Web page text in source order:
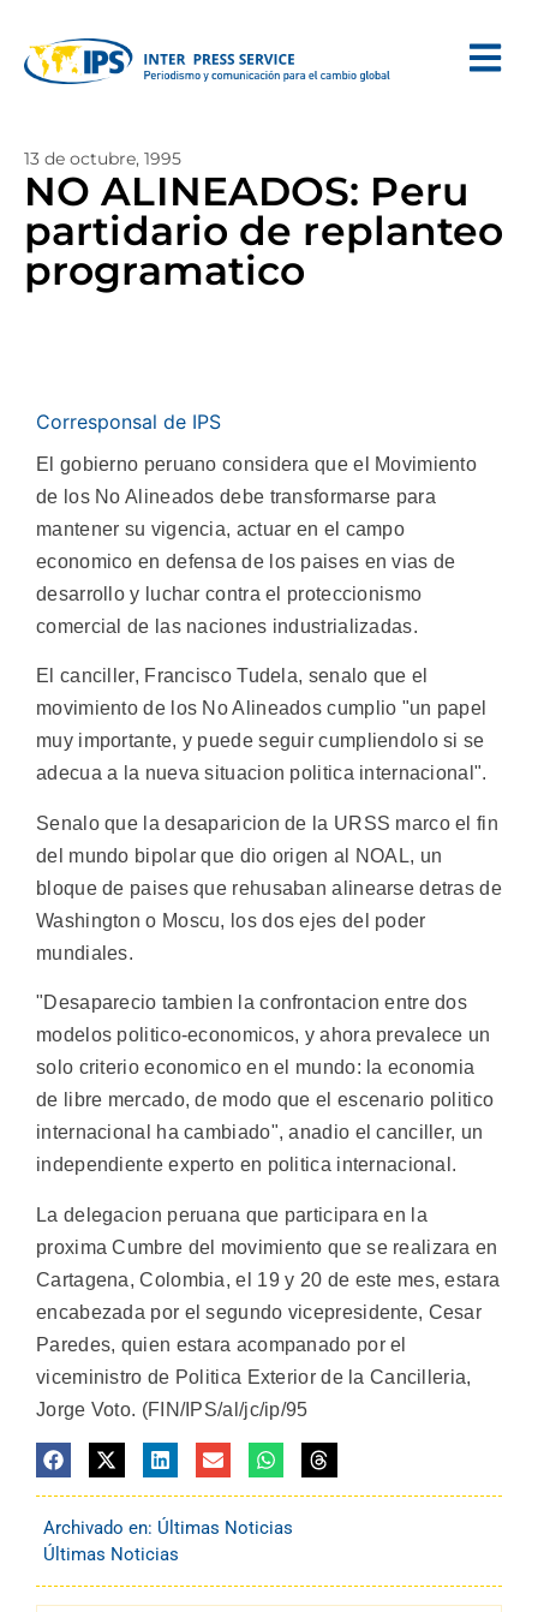
13 de octubre, 1995
NO ALINEADOS: Peru
partidario de replanteo
programatico
Corresponsal de IPS
El gobierno peruano considera que el Movimiento
de los No Alineados debe transformarse para
mantener su vigencia, actuar en el campo
economico en defensa de los paises en vias de
desarrollo y luchar contra el proteccionismo
comercial de las naciones industrializadas.
El canciller, Francisco Tudela, senalo que el
movimiento de los No Alineados cumplio "un papel
muy importante, y puede seguir cumpliendolo si se
adecua a la nueva situacion politica internacional".
Senalo que la desaparicion de la URSS marco el fin
del mundo bipolar que dio origen al NOAL, un
bloque de paises que rehusaban alinearse detras de
Washington o Moscu, los dos ejes del poder
mundiales.
"Desaparecio tambien la confrontacion entre dos
modelos politico-economicos, y ahora prevalece un
solo criterio economico en el mundo: la economia
de libre mercado, de modo que el escenario politico
internacional ha cambiado", anadio el canciller, un
independiente experto en politica internacional.
La delegacion peruana que participara en la
proxima Cumbre del movimiento que se realizara en
Cartagena, Colombia, el 19 y 20 de este mes, estara
encabezada por el segundo vicepresidente, Cesar
Paredes, quien estara acompanado por el
viceministro de Politica Exterior de la Cancilleria,
Jorge Voto. (FIN/IPS/al/jc/ip/95
Archivado en: Últimas Noticias
Últimas Noticias